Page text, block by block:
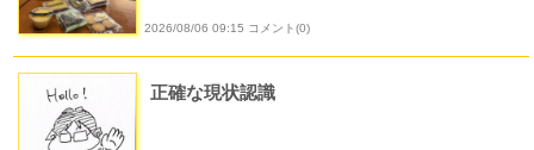
2026/08/06 09:15 コメント(0)
正確な現状認識